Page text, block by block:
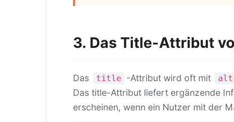
3. Das Title-Attribut
Das title -Attribut wird oft mit alt
Das title-Attribut liefert ergänzende
erscheinen, wenn ein Nutzer mit der